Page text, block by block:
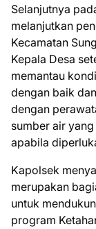
Selanjutnya
melanjutkan
Kecamatan
Kepala Desa
memantau
dengan baik
dengan
sumber air
apabila
Kapolsek
merupakan
untuk
program